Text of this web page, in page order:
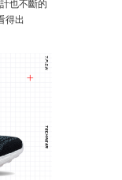
也不斷的
得出